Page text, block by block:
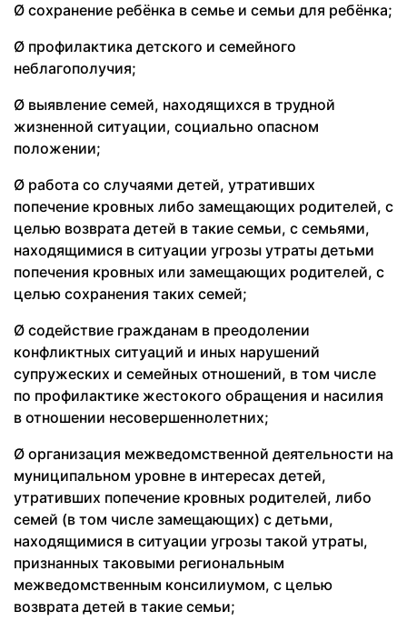
Ø сохранение ребёнка в семье и семьи для ребёнка;
Ø профилактика детского и семейного
неблагополучия;
Ø выявление семей, находящихся в трудной
жизненной ситуации, социально опасном
положении;
Ø работа со случаями детей, утративших
попечение кровных либо замещающих родителей, с
целью возврата детей в такие семьи, с семьями,
находящимися в ситуации угрозы утраты детьми
попечения кровных или замещающих родителей, с
целью сохранения таких семей;
Ø содействие гражданам в преодолении
конфликтных ситуаций и иных нарушений
супружеских и семейных отношений, в том числе
по профилактике жестокого обращения и насилия
в отношении несовершеннолетних;
Ø организация межведомственной деятельности на
муниципальном уровне в интересах детей,
утративших попечение кровных родителей, либо
семей (в том числе замещающих) с детьми,
находящимися в ситуации угрозы такой утраты,
признанных таковыми региональным
межведомственным консилиумом, с целью
возврата детей в такие семьи;